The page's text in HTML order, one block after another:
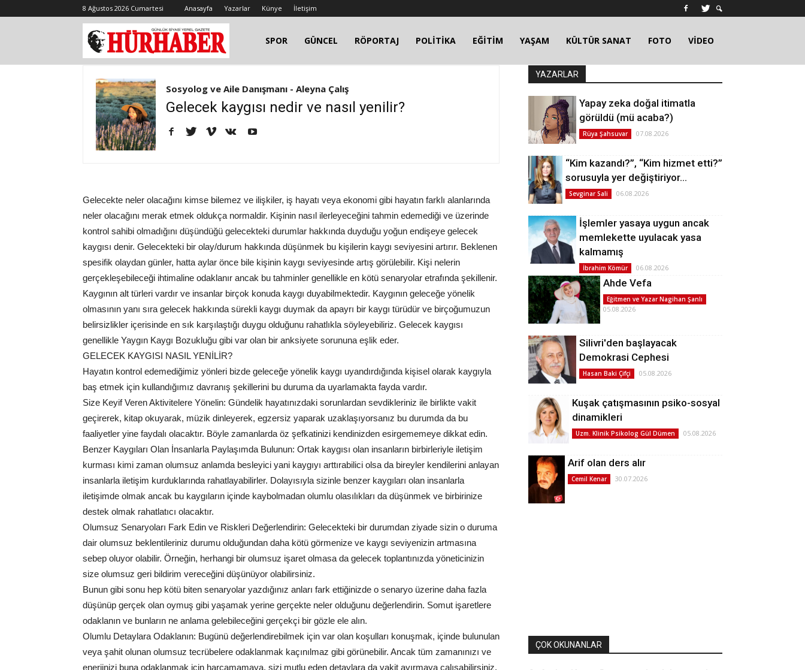
8 Ağustos 2026 Cumartesi Anasayfa Yazarlar Künye İletişim
SPOR GÜNCEL RÖPORTAJ POLİTİKA EĞİTİM YAŞAM KÜLTÜR SANAT FOTO VİDEO
Sosyolog ve Aile Danışmanı - Aleyna Çalış
Gelecek kaygısı nedir ve nasıl yenilir?
Gelecekte neler olacağını kimse bilemez ve ilişkiler, iş hayatı veya ekonomi gibi hayatın farklı alanlarında
neler olacağını merak etmek oldukça normaldir. Kişinin nasıl ilerleyeceğini tahmin edemediği ve üzerinde
kontrol sahibi olmadığını düşündüğü gelecekteki durumlar hakkında duyduğu yoğun endişeye gelecek
kaygısı denir. Gelecekteki bir olay/durum hakkında düşünmek bu kişilerin kaygı seviyesini artırır. Beklenen
spesifik olaydan günler, hatta aylar önce bile kişinin kaygı seviyesinde artış görülebilir. Kişi nelerin
gerçekleşebileceği ihtimaline odaklanır ancak bu tahminler genellikle en kötü senaryolar etrafında şekillenir.
Kaygının alt türleri vardır ve insanlar birçok konuda kaygı duyabilmektedir. Kaygının geleceğe yönelik
olmasının yanı sıra gelecek hakkında sürekli kaygı duymak da apayrı bir kaygı türüdür ve birçoğumuzun
belirsizlikler içerisinde en sık karşılaştığı duygu olduğunu rahatlıkla söyleyebiliriz. Gelecek kaygısı
genellikle Yaygın Kaygı Bozukluğu gibi var olan bir anksiyete sorununa eşlik eder.
GELECEK KAYGISI NASIL YENİLİR?
Hayatın kontrol edemediğimiz yönleri bizde geleceğe yönelik kaygı uyandırdığında kişisel olarak kaygıyla
baş etmek için kullandığımız davranış şekillerini bu duruma da uyarlamakta fayda vardır.
Size Keyif Veren Aktivitelere Yönelin: Gündelik hayatınızdaki sorunlardan sevdikleriniz ile birlikte vakit
geçirerek, kitap okuyarak, müzik dinleyerek, egzersiz yaparak uzaklaşıyorsanız bu durumda da bu
faaliyetler yine faydalı olacaktır. Böyle zamanlarda öz şefkatinizi kendinizden esirgememeye dikkat edin.
Benzer Kaygıları Olan İnsanlarla Paylaşımda Bulunun: Ortak kaygısı olan insanların birbirleriyle iletişim
kurması kimi zaman olumsuz anlamda besleyici yani kaygıyı arttırabilici olsa da bireyler kendilerini anlayan
insanlarla iletişim kurduklarında rahatlayabilirler. Dolayısıyla sizinle benzer kaygıları olan insanlarla
iletişimde olmak ancak bu kaygıların içinde kaybolmadan olumlu olasılıkları da düşünmek ve birbirinize
destek olmak rahatlatıcı olacaktır.
Olumsuz Senaryoları Fark Edin ve Riskleri Değerlendirin: Gelecekteki bir durumdan ziyade sizin o duruma
dair olumsuz beklentileriniz durumu olduğundan daha kötü görmenize ve kaygı seviyenizin artmasına
sebep oluyor olabilir. Örneğin, herhangi bir olumsuz işaret olmasa da gelecek toplantınızda yöneticinizin
size olumsuz geri bildirim vereceğini düşünüyor olabilirsiniz.
Bunun gibi sonu hep kötü biten senaryolar yazdığınız anları fark ettiğinizde o senaryo üzerine daha fazla
düşünüp gerçek olan oymuş gibi yaşamak yerine gerçekte neler olduğunu değerlendirin. Somut işaretlere
odaklanın ve bunların ne anlama gelebileceğini gerçekçi bir gözle ele alın.
Olumlu Detaylara Odaklanın: Bugünü değerlendirebilmek için var olan koşulları konuşmak, içinde bulunulan
veya şahit olunan olumsuz tecrübelere odaklanmak kaçınılmaz gibi görünebilir. Ancak tüm zamanınızı ve
enerjinizi buna odaklanmak için harcamamaya, sizi mutlu eden detaylara da vakit ayırmaya çalışabilirsiniz.
YAZARLAR
Yapay zeka doğal itimatla
görüldü (mü acaba?)
Rüya Şahsuvar 07.08.2026
“Kim kazandı?”, “Kim hizmet etti?”
sorusuyla yer değiştiriyor…
Sevginar Sali 06.08.2026
İşlemler yasaya uygun ancak
memlekette uyulacak yasa
kalmamış
İbrahim Kömür 06.08.2026
Ahde Vefa
Eğitmen ve Yazar Nagihan Şanlı
05.08.2026
Silivri'den başlayacak
Demokrasi Cephesi
Hasan Baki Çifçi 05.08.2026
Kuşak çatışmasının psiko-sosyal
dinamikleri
Uzm. Klinik Psikolog Gül Dümen 05.08.2026
Arif olan ders alır
Cemil Kenar 30.07.2026
ÇOK OKUNANLAR